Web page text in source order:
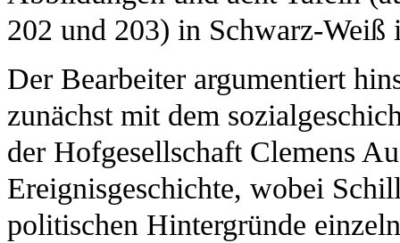
202 und 203) in Schwarz-Weiß
Der Bearbeiter argumentiert
zunächst mit dem
der Hofgesellschaft Clemens
Ereignisgeschichte, wobei
politischen Hintergründe